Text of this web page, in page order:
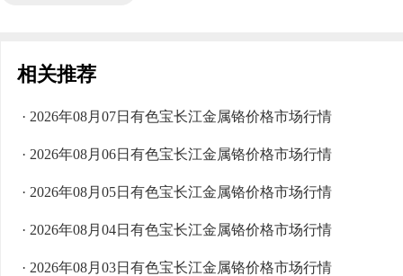
相关推荐
· 2026年08月07日有色宝长江金属铬价格市场行情
· 2026年08月06日有色宝长江金属铬价格市场行情
· 2026年08月05日有色宝长江金属铬价格市场行情
· 2026年08月04日有色宝长江金属铬价格市场行情
· 2026年08月03日有色宝长江金属铬价格市场行情